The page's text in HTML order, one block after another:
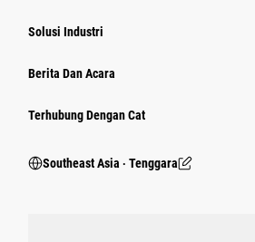
Solusi Industri
Berita Dan Acara
Terhubung Dengan Cat
Southeast Asia ‧ Tenggara